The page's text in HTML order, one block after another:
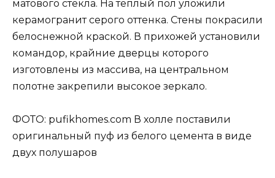
матового стекла. На тёплый пол уложили
керамогранит серого оттенка. Стены покрасили
белоснежной краской. В прихожей установили
командор, крайние дверцы которого
изготовлены из массива, на центральном
полотне закрепили высокое зеркало.
ФОТО: pufikhomes.com В холле поставили
оригинальный пуф из белого цемента в виде
двух полушаров